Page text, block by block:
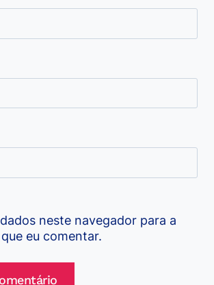
neste navegador para a
eu comentar.